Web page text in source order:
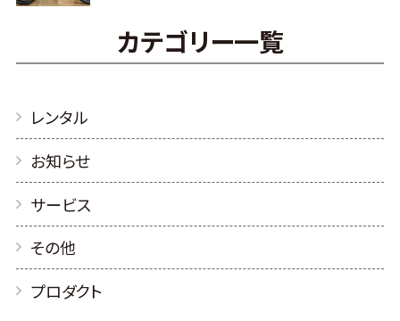
カテゴリー一覧
レンタル
お知らせ
サービス
その他
プロダクト